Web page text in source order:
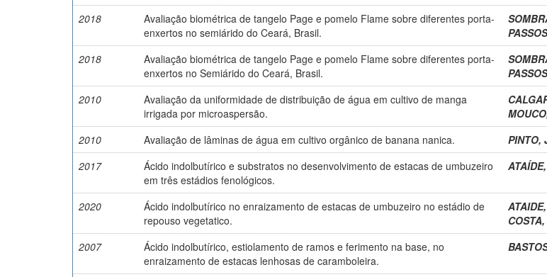
2018
Avaliação biométrica de tangelo Page e pomelo Flame sobre diferentes porta-
enxertos no semiárido do Ceará, Brasil.
2018
Avaliação biométrica de tangelo Page e pomelo Flame sobre diferentes porta-
enxertos no Semiárido do Ceará, Brasil.
2010
Avaliação da uniformidade de distribuição de água em cultivo de manga
irrigada por microaspersão.
2010
Avaliação de lâminas de água em cultivo orgânico de banana nanica. PINTO,
2017
Ácido indolbutírico e substratos no desenvolvimento de estacas de umbuzeiro
em três estádios fenológicos.
2020
Ácido indolbutírico no enraizamento de estacas de umbuzeiro no estádio de
repouso vegetatico.
2007
Ácido indolbutírico, estiolamento de ramos e ferimento na base, no
enraizamento de estacas lenhosas de caramboleira.